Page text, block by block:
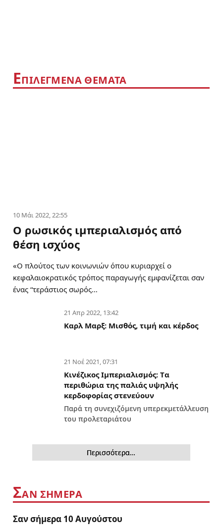
ΕΠΙΛΕΓΜΕΝΑ ΘΕΜΑΤΑ
10 Μάι 2022, 22:55
Ο ρωσικός ιμπεριαλισμός από
θέση ισχύος
«Ο πλούτος των κοινωνιών όπου κυριαρχεί ο
κεφαλαιοκρατικός τρόπος παραγωγής εμφανίζεται σαν
ένας “τεράστιος σωρός…
21 Απρ 2022, 13:42
Καρλ Μαρξ: Μισθός, τιμή και κέρδος
21 Νοέ 2021, 07:31
Κινέζικος Ιμπεριαλισμός: Tα
περιθώρια της παλιάς υψηλής
κερδοφορίας στενεύουν
Παρά τη συνεχιζόμενη υπερεκμετάλλευση
του προλεταριάτου
Περισσότερα…
ΣΑΝ ΣΗΜΕΡΑ
Σαν σήμερα 10 Αυγούστου